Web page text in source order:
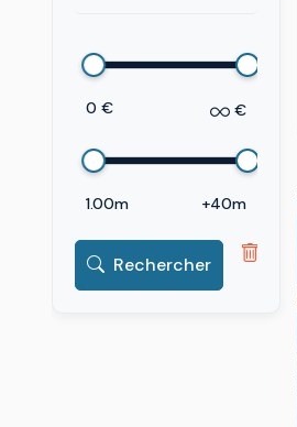
0 € €
1.00m +40m
Rechercher